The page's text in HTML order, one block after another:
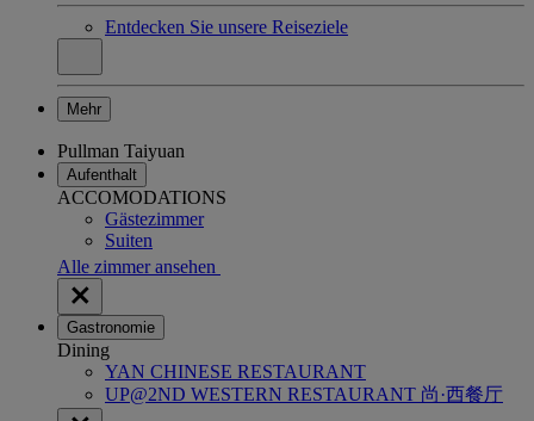
Entdecken Sie unsere Reiseziele
Mehr
Pullman Taiyuan
Aufenthalt
ACCOMODATIONS
Gästezimmer
Suiten
Alle zimmer ansehen
Gastronomie
Dining
YAN CHINESE RESTAURANT
UP@2ND WESTERN RESTAURANT 尚·西餐厅